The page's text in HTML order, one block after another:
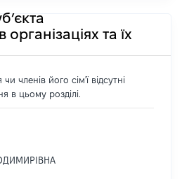
та їх
членів його сім'ї відсутні
в цьому розділі.